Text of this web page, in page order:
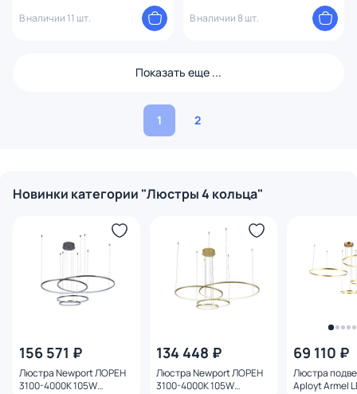
V000033L
В наличии 11 шт.
В наличии 8 шт.
Показать еще ...
1 2
Новинки категории "Люстры 4 кольца"
156 571 ₽
Люстра Newport ЛОРЕН
3100-4000K 105W
134 448 ₽
Люстра Newport ЛОРЕН
3100-4000K 105W
69 110 ₽
Люстра
Aployt Armel